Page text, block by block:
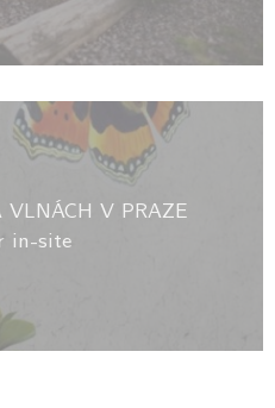
V PRAZE
in-site